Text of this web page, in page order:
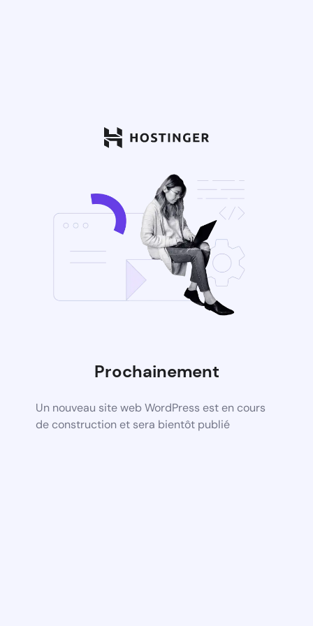
Prochainement
Un nouveau site web WordPress est en cours
de construction et sera bientôt publié